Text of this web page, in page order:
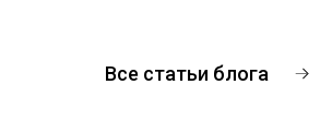
Все статьи блога